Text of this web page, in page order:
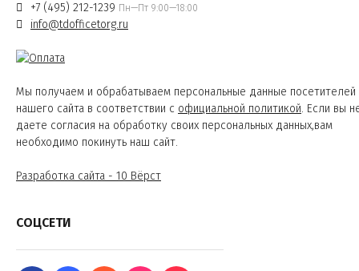
+7 (495) 212-1239 Пн—Пт 9:00—18:00
info@tdofficetorg.ru
Мы получаем и обрабатываем персональные данные посетителей
нашего сайта в соответствии с официальной политикой. Если вы
даете согласия на обработку своих персональных данных,вам
необходимо покинуть наш сайт.
Разработка сайта - 10 Вёрст
СОЦСЕТИ